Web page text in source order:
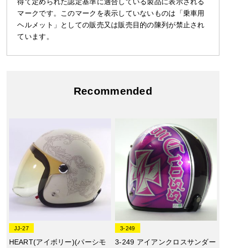
マークです。このマークを表示していないものは「乗車用
ヘルメット」としての販売又は販売目的の陳列が禁止され
ています。
Recommended
JJ-27
HEART(アイボリー)(パーシモ
3-249
3-249 アイアンクロスサンダー